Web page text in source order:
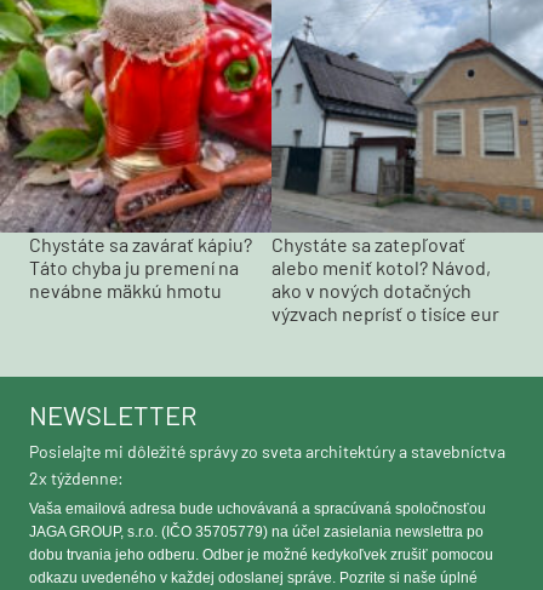
Chystáte sa zavárať kápiu?
Táto chyba ju premení na
nevábne mäkkú hmotu
Chystáte sa zatepľovať
alebo meniť kotol? Návod,
ako v nových dotačných
výzvach neprísť o tisíce eur
NEWSLETTER
Posielajte mi dôležité správy zo sveta architektúry a stavebníctva
2x týždenne:
Vaša emailová adresa bude uchovávaná a spracúvaná spoločnosťou
JAGA GROUP, s.r.o. (IČO 35705779) na účel zasielania newslettra po
dobu trvania jeho odberu. Odber je možné kedykoľvek zrušiť pomocou
odkazu uvedeného v každej odoslanej správe. Pozrite si naše úplné